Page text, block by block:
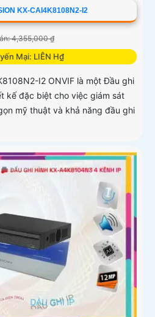
KX-CAI4K8108N2-I2
4,355,000 ₫
Mại: LIÊN H₫
I2 ONVIF là một Đầu ghi
kế đặc biệt cho việc giám sát
mỹ thuật và khả năng đầu ghi